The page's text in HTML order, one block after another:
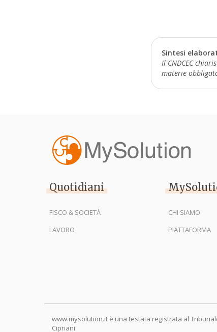
Sintesi
Il CNDCEC
materie
Quotidiani
FISCO & SOCIETÀ
LAVORO
CHI SIAMO
PIATTAFORMA
www.mysolution.it è una testata registrata al
Cipriani